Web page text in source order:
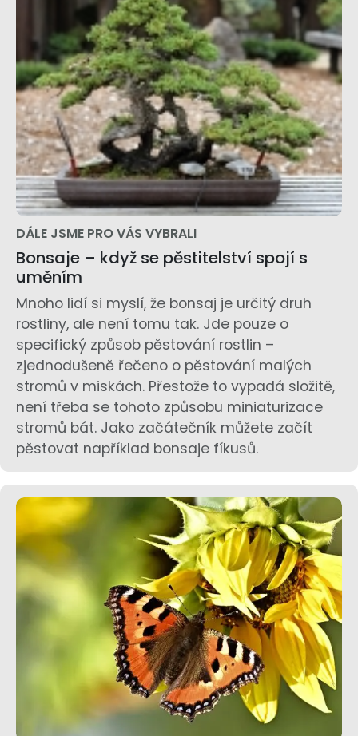
DÁLE JSME PRO VÁS VYBRALI
Bonsaje – když se pěstitelství spojí s
uměním
Mnoho lidí si myslí, že bonsaj je určitý druh
rostliny, ale není tomu tak. Jde pouze o
specifický způsob pěstování rostlin –
zjednodušeně řečeno o pěstování malých
stromů v miskách. Přestože to vypadá složitě,
není třeba se tohoto způsobu miniaturizace
stromů bát. Jako začátečník můžete začít
pěstovat například bonsaje fíkusů.